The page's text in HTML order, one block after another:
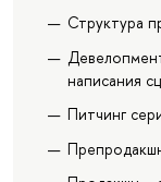
Структура
написания
Питчинг